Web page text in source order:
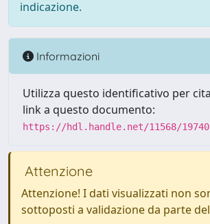
indicazione.
Informazioni
Utilizza questo identificativo per
link a questo documento:
https://hdl.handle.net/11568/
Attenzione
Attenzione! I dati visualizzati non
sottoposti a validazione da parte